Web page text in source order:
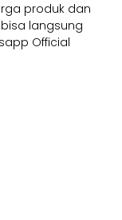
produk dan
langsung
Official